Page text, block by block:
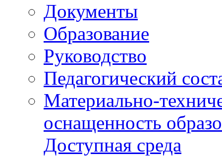
Документы
Образование
Руководство
Педагогический
Материально-
оснащенность
Доступная среда